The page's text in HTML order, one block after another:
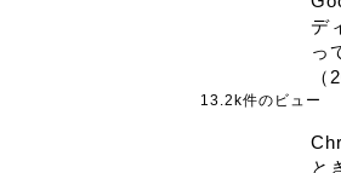
デ
っ
13.2k件のビュー
と